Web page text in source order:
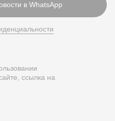
в WhatsApp
ссылка на